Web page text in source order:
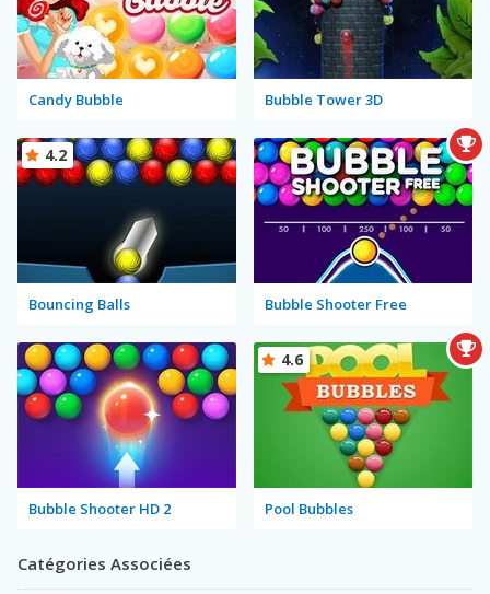
Candy Bubble Bubble Tower 3D
Bouncing Balls
4.2
Bubble Shooter Free
Bubble Shooter HD 2 Pool Bubbles
4.6
Catégories Associées